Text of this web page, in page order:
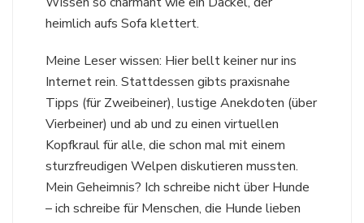
heimlich aufs Sofa klettert.
Meine Leser wissen: Hier bellt keiner nur ins
Internet rein. Stattdessen gibts praxisnahe
Tipps (für Zweibeiner), lustige Anekdoten (über
Vierbeiner) und ab und zu einen virtuellen
Kopfkraul für alle, die schon mal mit einem
sturzfreudigen Welpen diskutieren mussten.
Mein Geheimnis? Ich schreibe nicht über Hunde
– ich schreibe für Menschen, die Hunde lieben